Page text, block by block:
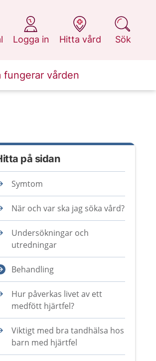
Logga in
på 1177.se
Hitta vård
på 1177.se
Sök
på 1177.se
fungerar vården
på sidan
Symtom
När och var ska jag söka vård?
Undersökningar och
utredningar
Behandling
Hur påverkas livet av ett
medfött hjärtfel?
Viktigt med bra tandhälsa hos
barn med hjärtfel